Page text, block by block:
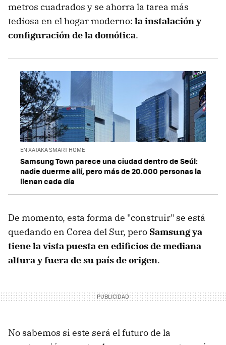
metros cuadrados y se ahorra la tarea más
tediosa en el hogar moderno: la instalación y
configuración de la domótica.
EN XATAKA SMART HOME
Samsung Town parece una ciudad dentro de Seúl:
nadie duerme allí, pero más de 20.000 personas la
llenan cada día
De momento, esta forma de "construir" se está
quedando en Corea del Sur, pero Samsung ya
tiene la vista puesta en edificios de mediana
altura y fuera de su país de origen.
No sabemos si este será el futuro de la